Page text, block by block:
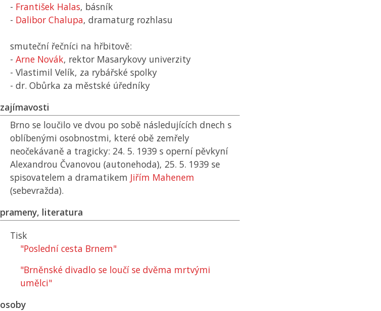
- František Halas, básník
- Dalibor Chalupa, dramaturg rozhlasu
smuteční řečníci na hřbitově:
- Arne Novák, rektor Masarykovy univerzity
- Vlastimil Velík, za rybářské spolky
- dr. Obůrka za městské úředníky
zajímavosti
Brno se loučilo ve dvou po sobě následujících dnech s
oblíbenými osobnostmi, které obě zemřely
neočekávaně a tragicky: 24. 5. 1939 s operní pěvkyní
Alexandrou Čvanovou (autonehoda), 25. 5. 1939 se
spisovatelem a dramatikem Jiřím Mahenem
(sebevražda).
prameny, literatura
Tisk
"Poslední cesta Brnem"
"Brněnské divadlo se loučí se dvěma mrtvými
umělci"
osoby